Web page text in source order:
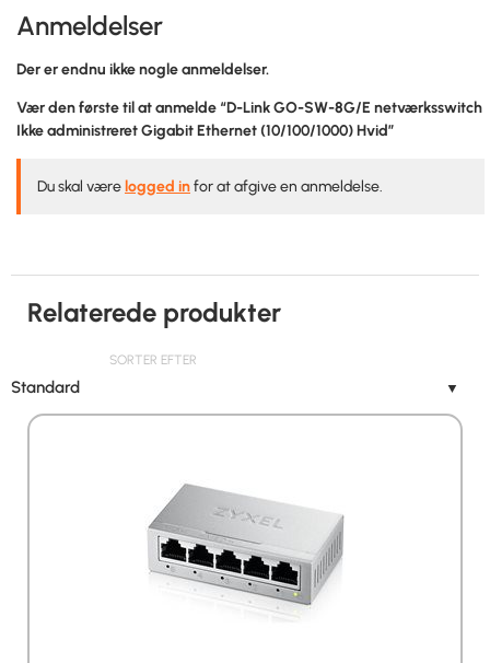
Anmeldelser
Der er endnu ikke nogle anmeldelser.
Vær den første til at anmelde “D-Link GO-SW-8G/E netværksswitch
Ikke administreret Gigabit Ethernet (10/100/1000) Hvid”
Du skal være logged infor at afgive en anmeldelse.
Relaterede produkter
SORTER EFTER
Standard ▼